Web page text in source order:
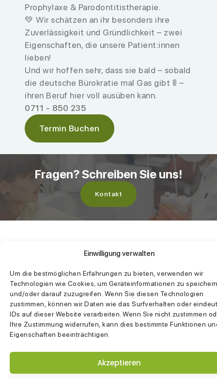
Einwilligung verwalten
Um die bestmöglichen Erfahrungen zu bieten, verwenden wir
Technologien wie Cookies, um Geräteinformationen zu
und/oder darauf zuzugreifen. Wenn Sie diesen Technologien
zustimmen, können wir Daten wie das Surfverhalten oder
IDs auf dieser Website verarbeiten. Wenn Sie nicht zustimmen
Ihre Zustimmung widerrufen, kann dies bestimmte Funktionen
Eigenschaften beeinträchtigen.
Akzeptieren
Prophylaxe & Parodontitistherapie.
💚 Wir schätzen an ihr besonders ihre
Zuverlässigkeit und Gründlichkeit – zwei
Eigenschaften, die unsere Patient:innen
lieben!
Und wir hoffen sehr, dass sie bald – sobald
die deutsche Bürokratie mal Gas gibt 🚦 –
ihren Beruf hier voll ausüben kann.
0711 - 850 235
Termin Buchen
Fragen? Schreiben Sie uns!
Kontakt